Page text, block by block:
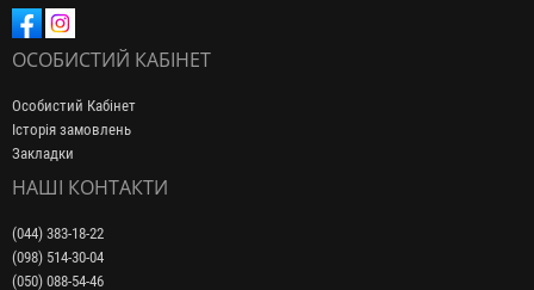
ОСОБИСТИЙ КАБІНЕТ
Особистий Кабінет
Історія замовлень
Закладки
НАШІ КОНТАКТИ
(044) 383-18-22
(098) 514-30-04
(050) 088-54-46